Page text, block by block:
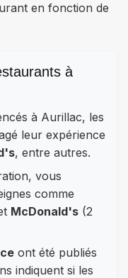
en fonction de
à
à Aurillac, les
leur expérience
, entre autres.
vous
comme
McDonald's (2
ont été publiés
indiquent si les